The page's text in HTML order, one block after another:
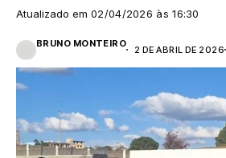
Atualizado em 02/04/2026 às 16:30
BRUNO MONTEIRO
2 DE ABRIL DE 2026